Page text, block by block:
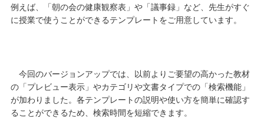
例えば、「朝の会の健康観察表」や「議事録」など、先生がすぐ
に授業で使うことができるテンプレートをご用意しています。
今回のバージョンアップでは、 以前よりご要望の高かった教材
の「プレビュー表示」やカテゴリや文書タイプでの「検索機能」
が加わりました。各テンプレートの説明や使い方を簡単に確認す
ることができるため、検索時間を短縮できます。